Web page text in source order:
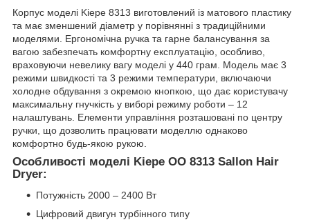
Корпус моделі Kiepe 8313 виготовлений із матового пластику
та має зменшений діаметр у порівнянні з традиційними
моделями. Ергономічна ручка та гарне балансування за
вагою забезпечать комфортну експлуатацію, особливо,
враховуючи невелику вагу моделі у 440 грам. Модель має 3
режими швидкості та 3 режими температури, включаючи
холодне обдування з окремою кнопкою, що дає користувачу
максимальну гнучкість у виборі режиму роботи – 12
налаштувань. Елементи управління розташовані по центру
ручки, що дозволить працювати моделлю однаково
комфортно будь-якою рукою.
Особливості моделі Kiepe OO 8313 Sallon Hair
Dryer:
Потужність 2000 – 2400 Вт
Цифровий двигун турбінного типу